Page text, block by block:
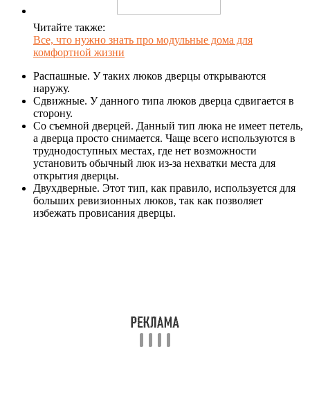
Читайте также:
Все, что нужно знать про модульные дома для
комфортной жизни
Распашные. У таких люков дверцы открываются
наружу.
Сдвижные. У данного типа люков дверца сдвигается в
сторону.
Со съемной дверцей. Данный тип люка не имеет петель,
а дверца просто снимается. Чаще всего используются в
труднодоступных местах, где нет возможности
установить обычный люк из-за нехватки места для
открытия дверцы.
Двухдверные. Этот тип, как правило, используется для
больших ревизионных люков, так как позволяет
избежать провисания дверцы.